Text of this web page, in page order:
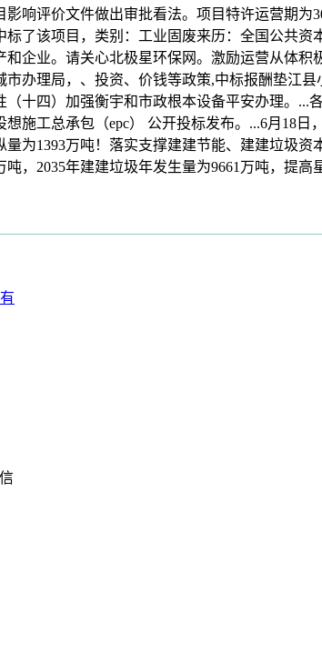
响评价文件做出审批看法。项目特许运营期
了该项目，类别：工业固废来历：全国公共资
企业。请关心北极星环保网。激励运营从体
办理局，、投资、价钱等政策,中标报酬垫江
十四）加强衡宇和市政根本设备平安办理。
施工总承包（epc） 公开投标发布。...6月18
为1393万吨！落实支撑建建节能、建建垃圾
吨，2035年建建垃圾年发生量为9661万吨，提